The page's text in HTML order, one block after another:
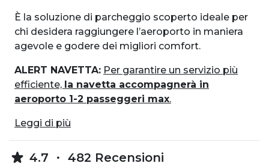
È la soluzione di parcheggio scoperto ideale per
chi desidera raggiungere l’aeroporto in maniera
agevole e godere dei migliori comfort.
ALERT NAVETTA: Per garantire un servizio più
efficiente, la navetta accompagnerà in
aeroporto 1-2 passeggeri max.
Leggi di più
4.7 482 Recensioni